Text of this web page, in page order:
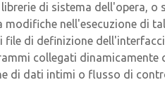
di sistema dell'opera,
modifiche nell'esecuzione di
file di definizione
collegati dinamicamente
di dati intimi o flusso di